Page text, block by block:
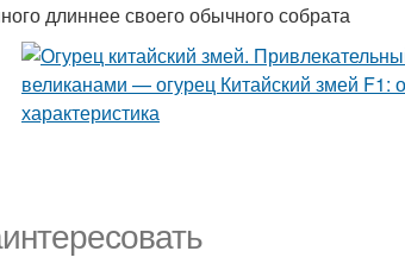
длиннее своего обычного собрата